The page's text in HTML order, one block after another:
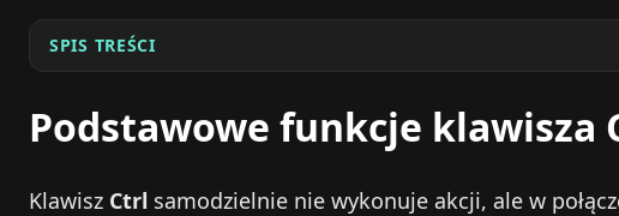
SPIS TREŚCI
Podstawowe funkcje klawisza
Klawisz Ctrl samodzielnie nie wykonuje akcji, ale w